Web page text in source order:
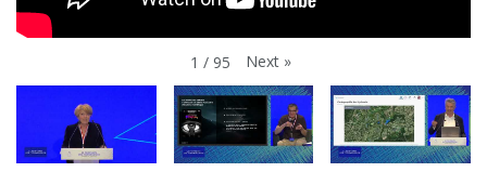
1 / 95 Next »